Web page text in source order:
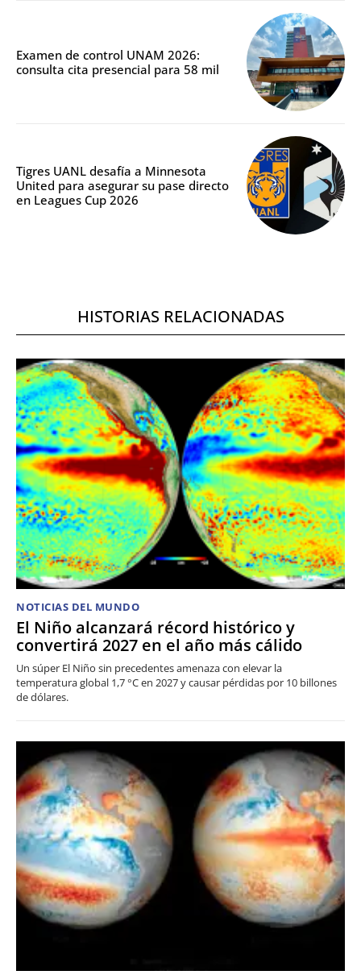
Examen de control UNAM 2026:
consulta cita presencial para 58 mil
Tigres UANL desafía a Minnesota
United para asegurar su pase directo
en Leagues Cup 2026
HISTORIAS RELACIONADAS
NOTICIAS DEL MUNDO
El Niño alcanzará récord histórico y
convertirá 2027 en el año más cálido
Un súper El Niño sin precedentes amenaza con elevar la
temperatura global 1,7 °C en 2027 y causar pérdidas por 10 billones
de dólares.